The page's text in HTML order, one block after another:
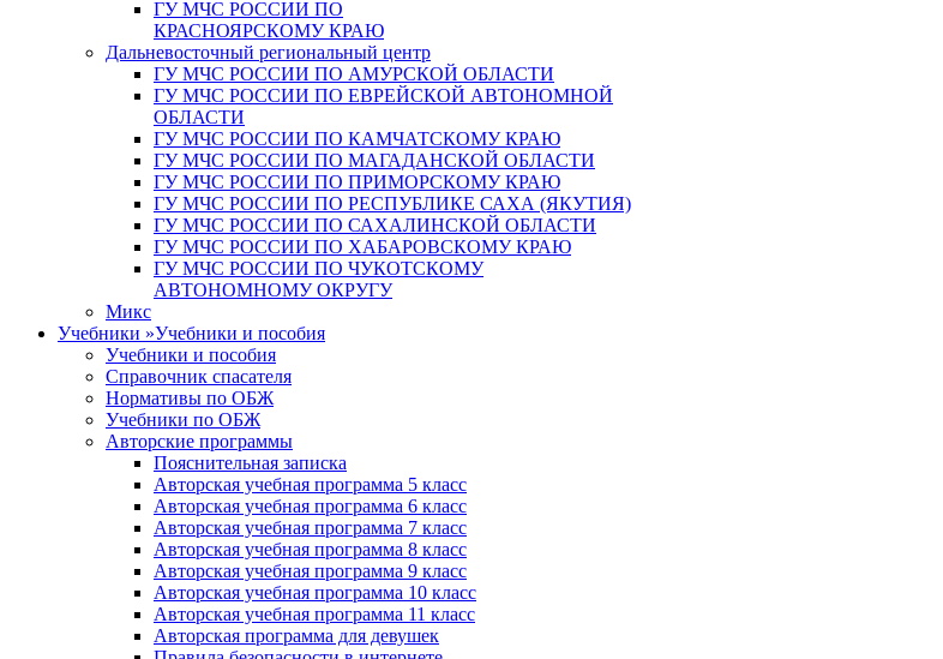
ГУ МЧС РОССИИ ПО
КРАСНОЯРСКОМУ КРАЮ
Дальневосточный региональный центр
ГУ МЧС РОССИИ ПО АМУРСКОЙ ОБЛАСТИ
ГУ МЧС РОССИИ ПО ЕВРЕЙСКОЙ АВТОНОМНОЙ
ОБЛАСТИ
ГУ МЧС РОССИИ ПО КАМЧАТСКОМУ КРАЮ
ГУ МЧС РОССИИ ПО МАГАДАНСКОЙ ОБЛАСТИ
ГУ МЧС РОССИИ ПО ПРИМОРСКОМУ КРАЮ
ГУ МЧС РОССИИ ПО РЕСПУБЛИКЕ САХА (ЯКУТИЯ)
ГУ МЧС РОССИИ ПО САХАЛИНСКОЙ ОБЛАСТИ
ГУ МЧС РОССИИ ПО ХАБАРОВСКОМУ КРАЮ
ГУ МЧС РОССИИ ПО ЧУКОТСКОМУ
АВТОНОМНОМУ ОКРУГУ
Микс
Учебники »Учебники и пособия
Учебники и пособия
Справочник спасателя
Нормативы по ОБЖ
Учебники по ОБЖ
Авторские программы
Пояснительная записка
Авторская учебная программа 5 класс
Авторская учебная программа 6 класс
Авторская учебная программа 7 класс
Авторская учебная программа 8 класс
Авторская учебная программа 9 класс
Авторская учебная программа 10 класс
Авторская учебная программа 11 класс
Авторская программа для девушек